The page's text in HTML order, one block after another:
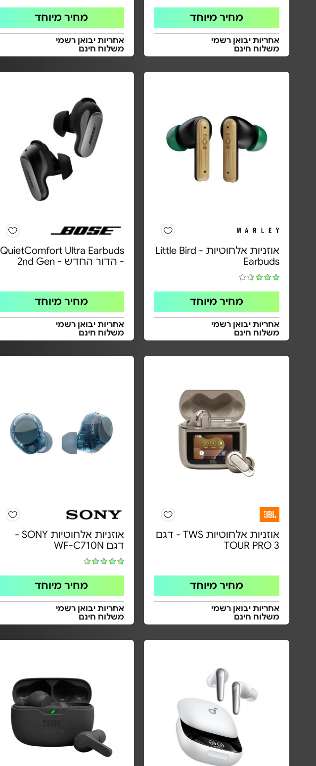
מחיר מיוחד
אחריות יבואן רשמי
משלוח חינם
מחיר מיוחד
אחריות יבואן רשמי
משלוח חינם
אוזניות אלחוטיות - Little Bird
Earbuds
מחיר מיוחד
אחריות יבואן רשמי
משלוח חינם
QuietComfort Ultra Earbuds
- הדור החדש - 2nd Gen
מחיר מיוחד
אחריות יבואן רשמי
משלוח חינם
אוזניות אלחוטיות TWS - דגם
TOUR PRO 3
מחיר מיוחד
אחריות יבואן רשמי
משלוח חינם
אוזניות אלחוטיות SONY -
דגם WF-C710N
מחיר מיוחד
אחריות יבואן רשמי
משלוח חינם